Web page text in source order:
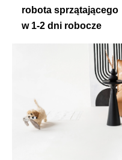
robota sprzątającego
w 1-2 dni robocze